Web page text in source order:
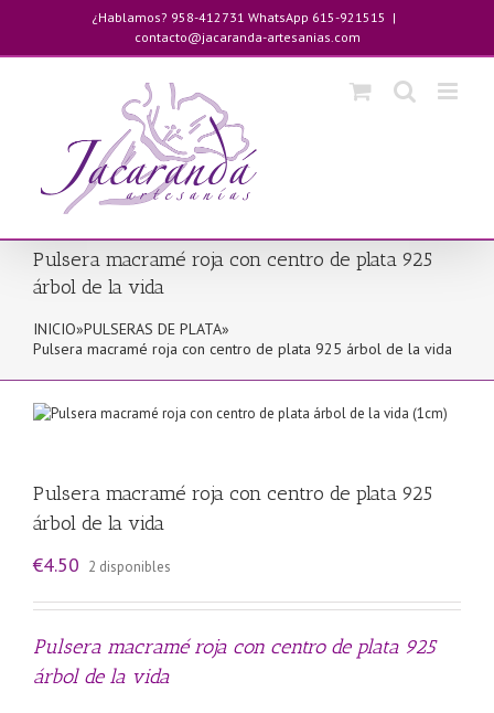
contenido
¿Hablamos? 958-412731 WhatsApp 615-921515 |
contacto@jacaranda-artesanias.com
Pulsera macramé roja con centro de plata 925
árbol de la vida
INICIO»PULSERAS DE PLATA»
Pulsera macramé roja con centro de plata 925 árbol de la vida
Pulsera macramé roja con centro de plata 925
árbol de la vida
€4.50 2 disponibles
Pulsera macramé roja con centro de plata 925
árbol de la vida